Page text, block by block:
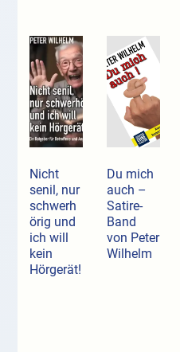
Nicht
senil, nur
schwerh
örig und
ich will
kein
Hörgerät!
Du mich
auch –
Satire-
Band
von Peter
Wilhelm